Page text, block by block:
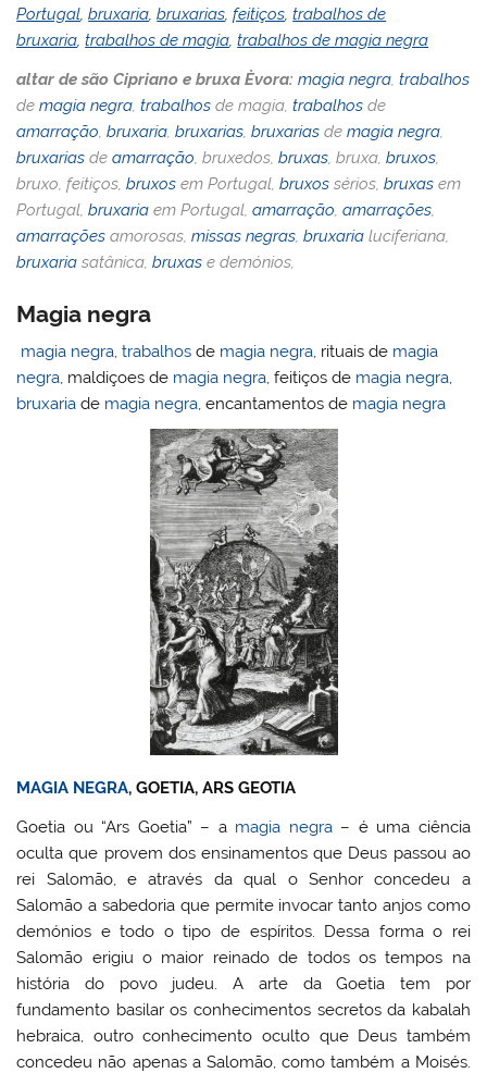
Portugal,bruxaria,bruxarias,feitiços,trabalhos de
bruxaria,trabalhos de magia,trabalhos de magia negra
altar de são Cipriano e bruxa Èvora: magia negra ,trabalhos
demagia negra ,trabalhos de magia,trabalhos de
amarração ,bruxaria ,bruxarias ,bruxarias demagia negra
bruxarias deamarração , bruxedos,bruxas , bruxa,bruxos
bruxo, feitiços,bruxos em Portugal,bruxos sérios,bruxas em
Portugal,bruxaria em Portugal,amarração ,amarrações
amarrações amorosas,missas negras ,bruxaria luciferiana,
bruxaria satânica,bruxas e demónios,
Magia negra
magia negra ,trabalhos de magia negra , rituais de magia
negra , maldiçoes de magia negra , feitiços de magia negra
bruxaria de magia negra , encantamentos de magia negra
MAGIA NEGRA, GOETIA, ARS GEOTIA
Goetia ou “Ars Goetia” – a magia negra– é uma ciência
oculta que provem dos ensinamentos que Deus passou ao
rei Salomão, e através da qual o Senhor concedeu a
Salomão a sabedoria que permite invocar tanto anjos como
demónios e todo o tipo de espíritos. Dessa forma o rei
Salomão erigiu o maior reinado de todos os tempos na
história do povo judeu. A arte da Goetia tem por
fundamento basilar os conhecimentos secretos da kabalah
hebraica, outro conhecimento oculto que Deus também
concedeu não apenas a Salomão, como também a Moisés.